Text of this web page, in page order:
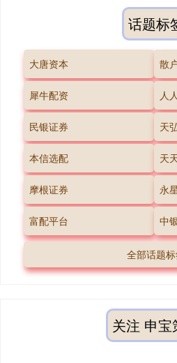
话题标
大唐资本 散
犀牛配资 人
民银证券 天
本信选配 天
摩根证券 永
富配平台 中
全部话题
关注 申宝